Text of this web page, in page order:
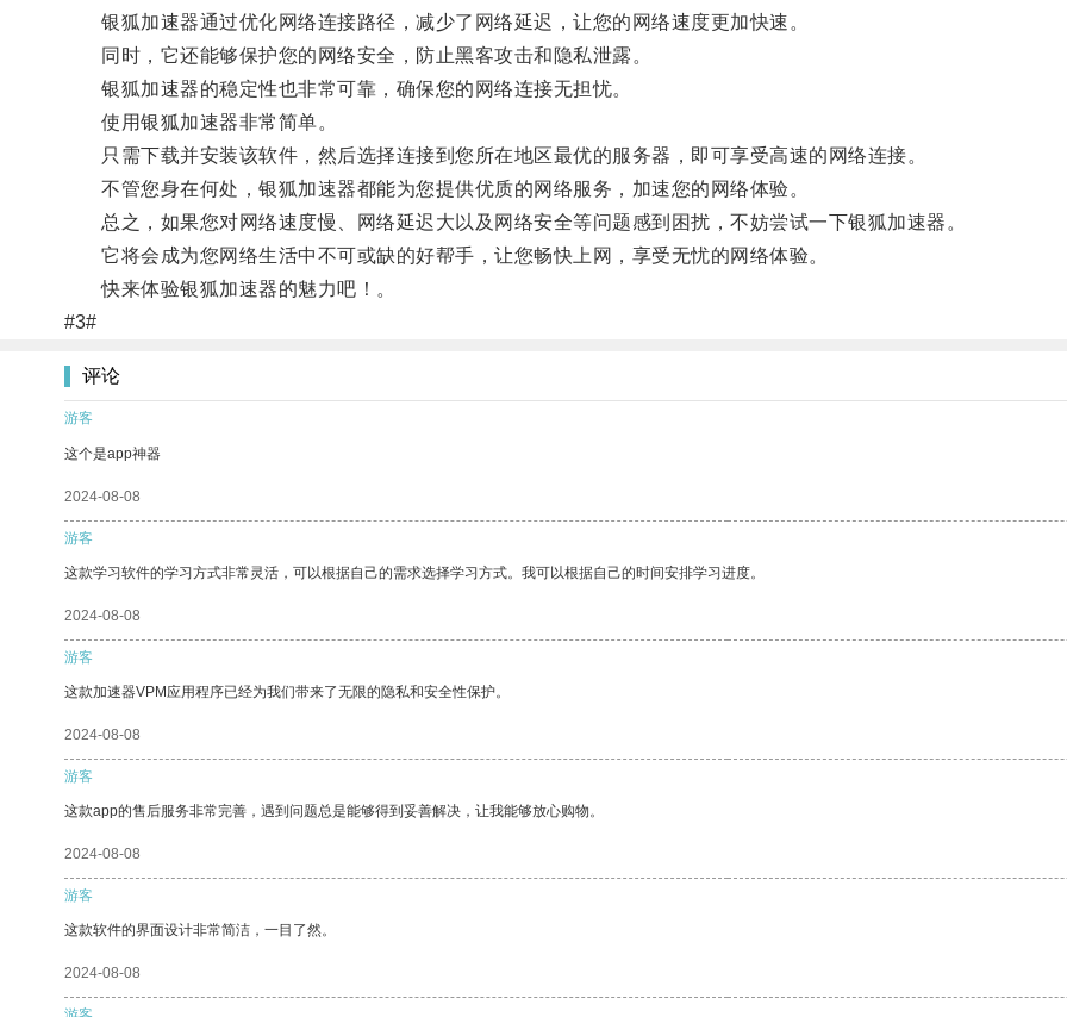
银狐加速器通过优化网络连接路径，减少了网络延迟，让您的网络速度更加快速。
同时，它还能够保护您的网络安全，防止黑客攻击和隐私泄露。
银狐加速器的稳定性也非常可靠，确保您的网络连接无担忧。
使用银狐加速器非常简单。
只需下载并安装该软件，然后选择连接到您所在地区最优的服务器，即可享受高速的网络连接。
不管您身在何处，银狐加速器都能为您提供优质的网络服务，加速您的网络体验。
总之，如果您对网络速度慢、网络延迟大以及网络安全等问题感到困扰，不妨尝试一下银狐加速器。
它将会成为您网络生活中不可或缺的好帮手，让您畅快上网，享受无忧的网络体验。
快来体验银狐加速器的魅力吧！。
#3#
评论
游客
这个是app神器
2024-08-08
游客
这款学习软件的学习方式非常灵活，可以根据自己的需求选择学习方式。我可以根据自己的时间安排学习进度。
2024-08-08
游客
这款加速器VPM应用程序已经为我们带来了无限的隐私和安全性保护。
2024-08-08
游客
这款app的售后服务非常完善，遇到问题总是能够得到妥善解决，让我能够放心购物。
2024-08-08
游客
这款软件的界面设计非常简洁，一目了然。
2024-08-08